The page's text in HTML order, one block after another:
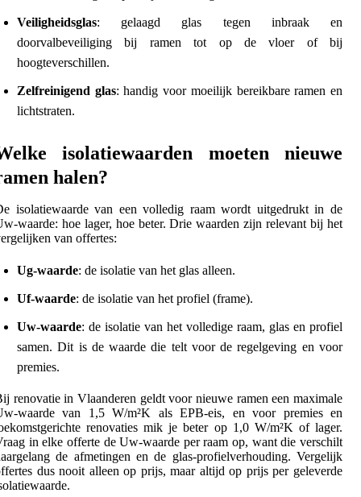
Veiligheidsglas: gelaagd glas tegen inbraak en
doorvalbeveiliging bij ramen tot op de vloer of bij
hoogteverschillen.
Zelfreinigend glas: handig voor moeilijk bereikbare ramen en
lichtstraten.
isolatiewaarden moeten nieuwe
halen?
isolatiewaarde van een volledig raam wordt uitgedrukt in de
waarde: hoe lager, hoe beter. Drie waarden zijn relevant bij het
van offertes:
Ug-waarde: de isolatie van het glas alleen.
Uf-waarde: de isolatie van het profiel (frame).
Uw-waarde: de isolatie van het volledige raam, glas en profiel
samen. Dit is de waarde die telt voor de regelgeving en voor
premies.
renovatie in Vlaanderen geldt voor nieuwe ramen een maximale
waarde van 1,5 W/m²K als EPB-eis, en voor premies en
renovaties mik je beter op 1,0 W/m²K of lager.
in elke offerte de Uw-waarde per raam op, want die verschilt
de afmetingen en de glas-profielverhouding. Vergelijk
dus nooit alleen op prijs, maar altijd op prijs per geleverde